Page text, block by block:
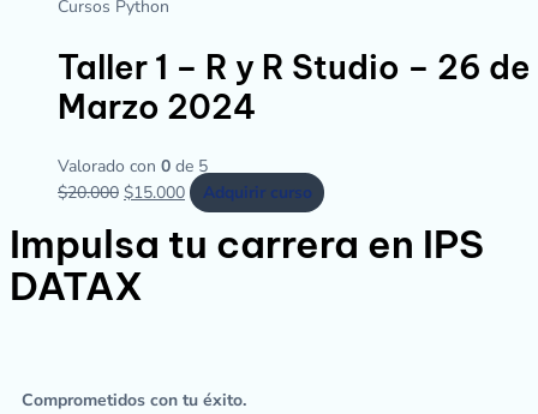
Cursos Python
Taller 1 – R y R Studio – 26 de
Marzo 2024
Valorado con 0 de 5
$20.000 $15.000 Adquirir curso
Impulsa tu carrera en IPS
DATAX
Comprometidos con tu éxito.